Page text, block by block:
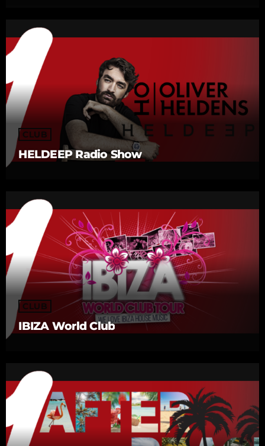
Old School Throback Mix
CLUB
HELDEEP Radio Show
CLUB
IBIZA World Club